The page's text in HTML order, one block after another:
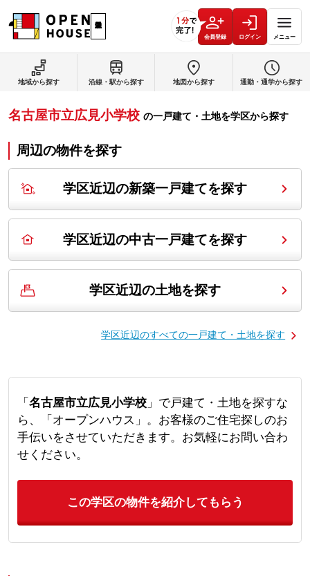
会員登録 ログイン メニュー
地域から探す 沿線・駅から探す 地図から探す 通勤・通学から探す
名古屋市立広見小学校 の一戸建て・土地を学区から探す
周辺の物件を探す
学区近辺の新築一戸建てを探す
学区近辺の中古一戸建てを探す
学区近辺の土地を探す
学区近辺のすべての一戸建て・土地を探す
「 名古屋市立広見小学校」で戸建て・土地を探すな
ら、「オープンハウス」。お客様のご住宅探しのお
手伝いをさせていただきます。お気軽にお問い合わ
せください。
この学区の物件を紹介してもらう